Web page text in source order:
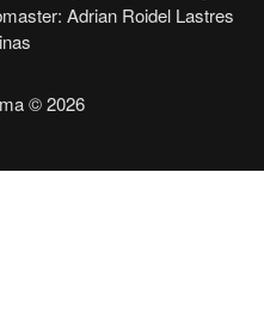
Adrian Roidel Lastres
© 2026